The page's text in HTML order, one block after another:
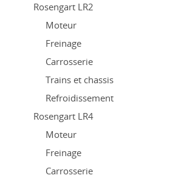
Rosengart LR2
Moteur
Freinage
Carrosserie
Trains et chassis
Refroidissement
Rosengart LR4
Moteur
Freinage
Carrosserie